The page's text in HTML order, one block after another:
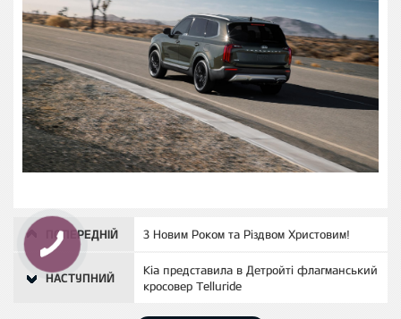
ПОПЕРЕДНІЙ З Новим Роком та Різдвом Христовим!
НАСТУПНИЙ
Kia представила в Детройті флагманський
кросовер Telluride